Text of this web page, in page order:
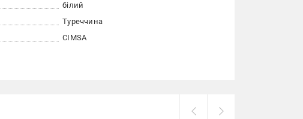
білий
Туреччина
CIMSA